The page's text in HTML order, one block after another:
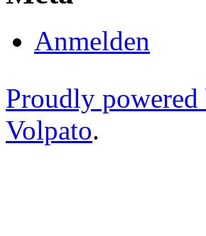
Anmelden
Proudly powered
Volpato.